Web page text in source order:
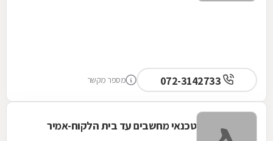
מספר מקשר
טכנאי מחשבים עד בית הלקוח-אמיר